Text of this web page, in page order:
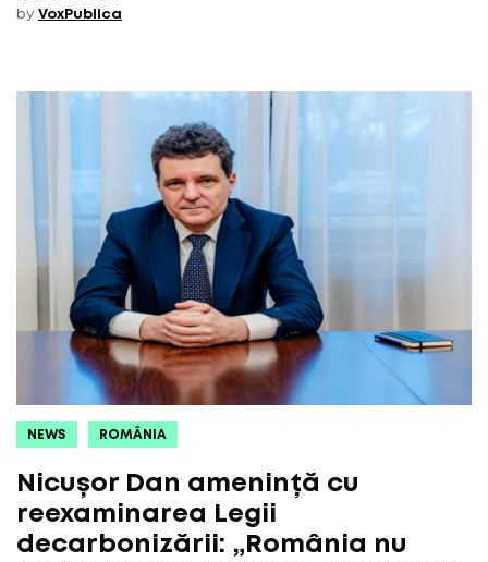
by VoxPublica
NEWS ROMÂNIA
Nicușor Dan amenință cu
reexaminarea Legii
decarbonizării: „România nu